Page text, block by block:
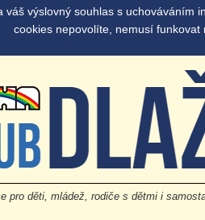
výslovný souhlas s
cookies nepovolíte, nemusí funkovat
pro děti, mládež, rodiče s dětmi i